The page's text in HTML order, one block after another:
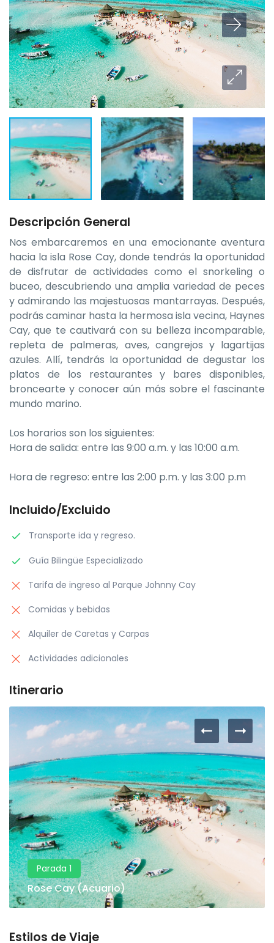
Descripción General
Nos embarcaremos en una emocionante aventura
hacia la isla Rose Cay, donde tendrás la oportunidad
de disfrutar de actividades como el snorkeling o
buceo, descubriendo una amplia variedad de peces
y admirando las majestuosas mantarrayas. Después,
podrás caminar hasta la hermosa isla vecina, Haynes
Cay, que te cautivará con su belleza incomparable,
repleta de palmeras, aves, cangrejos y lagartijas
azules. Allí, tendrás la oportunidad de degustar los
platos de los restaurantes y bares disponibles,
broncearte y conocer aún más sobre el fascinante
mundo marino.
Los horarios son los siguientes:
Hora de salida: entre las 9:00 a.m. y las 10:00 a.m.
Hora de regreso: entre las 2:00 p.m. y las 3:00 p.m
Incluido/Excluido
Transporte ida y regreso.
Guía Bilingüe Especializado
Tarifa de ingreso al Parque Johnny Cay
Comidas y bebidas
Alquiler de Caretas y Carpas
Actividades adicionales
Itinerario
Parada 1
Rose Cay (Acuario)
Estilos de Viaje